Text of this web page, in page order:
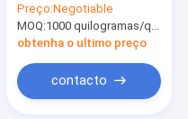
de ar
eficiência elevada
Preço:Negotiable
MOQ:1000 quilogramas/quilogramas (Mínimo Ordem)
obtenha o ultimo preço
contacto